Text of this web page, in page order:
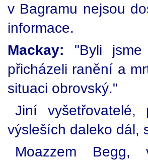
v Bagramu nejsou
informace.
Mackay: "Byli jsme
přicházeli ranění a
situaci obrovský."
Jiní vyšetřovatelé,
výsleších daleko dál,
Moazzem Begg,